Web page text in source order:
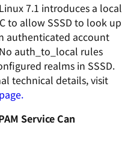
7.1 introduces a local
to allow SSSD to look up
authenticated account
auth_to_local rules
realms in SSSD.
technical details, visit
Service Can